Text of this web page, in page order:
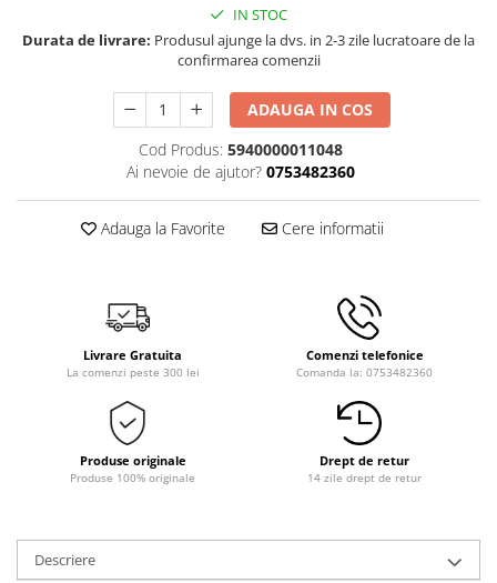
IN STOC
Durata de livrare: Produsul ajunge la dvs. in 2-3 zile lucratoare de la
confirmarea comenzii
ADAUGA IN COS
Cod Produs: 5940000011048
Ai nevoie de ajutor? 0753482360
Adauga la Favorite Cere informatii
Livrare Gratuita
La comenzi peste 300 lei
Comenzi telefonice
Comanda la: 0753482360
Produse originale
Produse 100% originale
Drept de retur
14 zile drept de retur
Descriere